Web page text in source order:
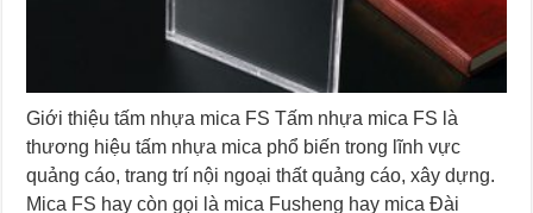
Giới thiệu tấm nhựa mica FS Tấm nhựa mica FS là
thương hiệu tấm nhựa mica phổ biến trong lĩnh vực
quảng cáo, trang trí nội ngoại thất quảng cáo, xây dựng.
Mica FS hay còn gọi là mica Fusheng hay mica Đài